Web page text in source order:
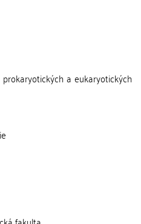
a eukaryotických